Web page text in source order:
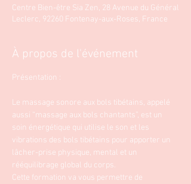
Centre Bien-être Sia Zen, 28 Avenue du Général
Leclerc, 92260 Fontenay-aux-Roses, France
À propos de l'événement
Le massage sonore aux bols tibétains, appelé
aussi “massage aux bols chantants”, est un
soin énergétique qui utilise le son et les
vibrations des bols tibétains pour apporter un
lâcher-prise physique, mental et un
rééquilibrage global du corps.
Cette formation va vous permettre de